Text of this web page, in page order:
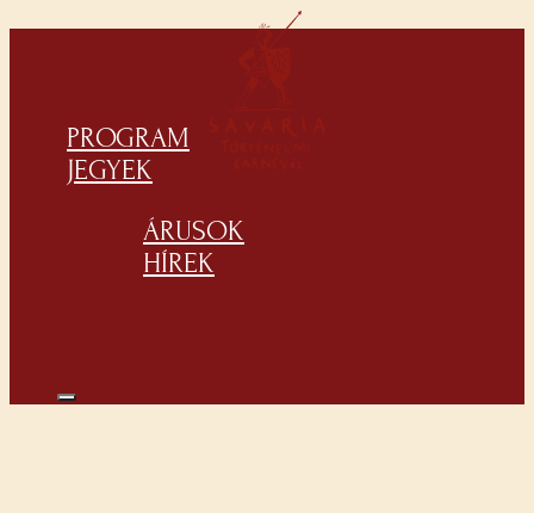
PROGRAM
JEGYEK
ÁRUSOK
HÍREK